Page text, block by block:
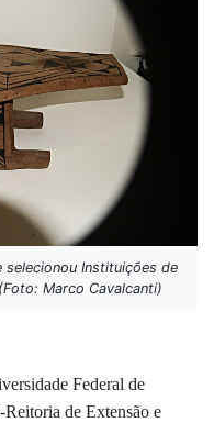
selecionou Instituições de
Marco Cavalcanti)
Federal de
de Extensão e